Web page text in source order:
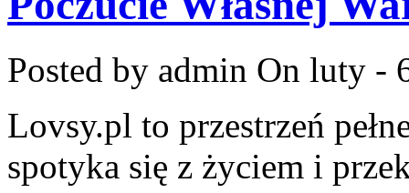
Posted by admin On luty -
Lovsy.pl to przestrzeń
spotyka się z życiem i